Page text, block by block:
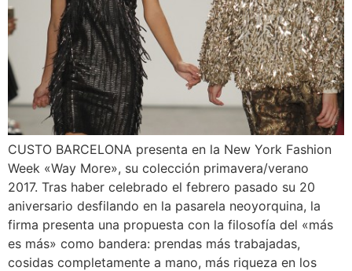
CUSTO BARCELONA presenta en la New York Fashion
Week «Way More», su colección primavera/verano
2017. Tras haber celebrado el febrero pasado su 20
aniversario desfilando en la pasarela neoyorquina, la
firma presenta una propuesta con la filosofía del «más
es más» como bandera: prendas más trabajadas,
cosidas completamente a mano, más riqueza en los